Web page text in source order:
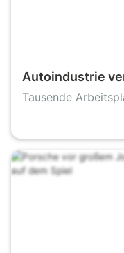
Autoindustrie
und streicht
Tausende